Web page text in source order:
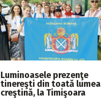
Luminoasele prezenţe
tinereşti din toată lumea
creştină, la Timişoara